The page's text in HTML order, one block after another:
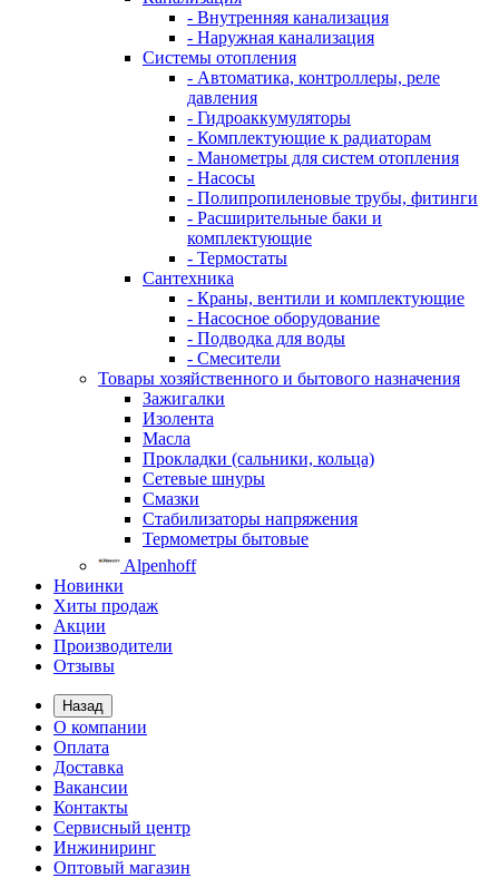
- Внутренняя канализация
- Наружная канализация
Системы отопления
- Автоматика, контроллеры, реле
давления
- Гидроаккумуляторы
- Комплектующие к радиаторам
- Манометры для систем отопления
- Насосы
- Полипропиленовые трубы, фитинги
- Расширительные баки и
комплектующие
- Термостаты
Сантехника
- Краны, вентили и комплектующие
- Насосное оборудование
- Подводка для воды
- Смесители
Товары хозяйственного и бытового назначения
Зажигалки
Изолента
Масла
Прокладки (сальники, кольца)
Сетевые шнуры
Смазки
Стабилизаторы напряжения
Термометры бытовые
Alpenhoff
Новинки
Хиты продаж
Акции
Производители
Отзывы
Назад
О компании
Оплата
Доставка
Вакансии
Контакты
Сервисный центр
Инжиниринг
Оптовый магазин